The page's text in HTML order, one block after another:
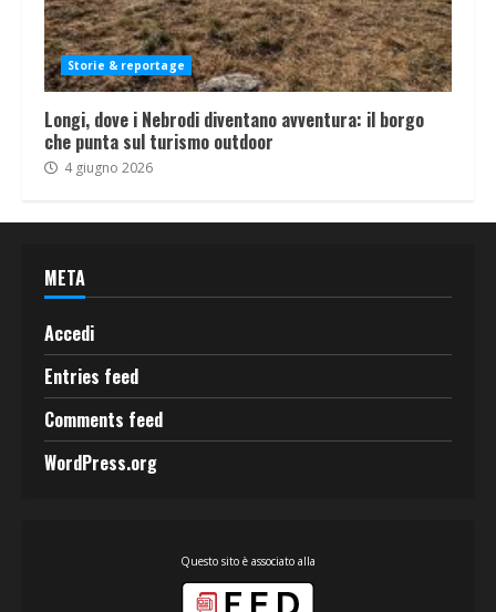
Storie & reportage
Longi, dove i Nebrodi diventano avventura: il borgo
che punta sul turismo outdoor
4 giugno 2026
META
Accedi
Entries feed
Comments feed
WordPress.org
Questo sito è associato alla